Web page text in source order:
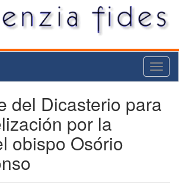
del Dicasterio para
por la
obispo Osório